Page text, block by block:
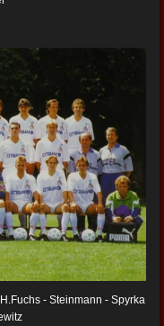
- Steinmann - Spyrka